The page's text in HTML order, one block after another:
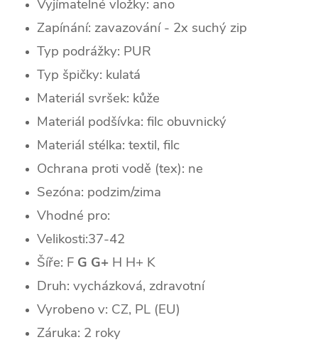
Vyjímatelné vložky: ano
Zapínání: zavazování - 2x suchý zip
Typ podrážky: PUR
Typ špičky: kulatá
Materiál svršek: kůže
Materiál podšívka: filc obuvnický
Materiál stélka: textil, filc
Ochrana proti vodě (tex): ne
Sezóna: podzim/zima
Vhodné pro:
Velikosti:37-42
Šíře: F G G+ H H+ K
Druh: vycházková, zdravotní
Vyrobeno v: CZ, PL (EU)
Záruka: 2 roky